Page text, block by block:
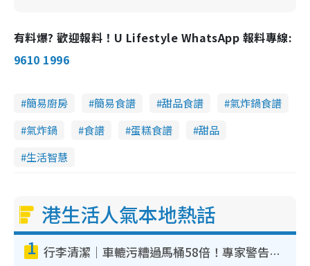
有料爆? 歡迎報料！U Lifestyle WhatsApp 報料專線:
9610 1996
簡易廚房 簡易食譜 甜品食譜
氣炸鍋食譜
氣炸鍋
食譜 蛋糕食譜
甜品
生活智慧
港生活人氣本地熱話
1 行李清潔｜車轆污糟過馬桶58倍！專家警告忌用酒精抹 教1招免污手除菌